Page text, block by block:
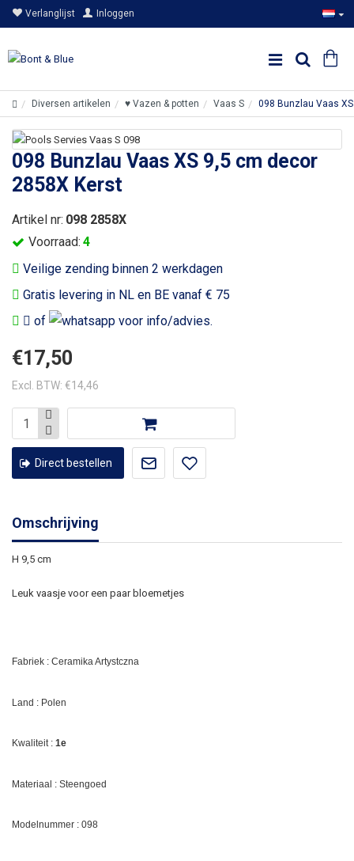
Verlanglijst Inloggen
Diversen artikelen ♥ Vazen & potten Vaas S 098 Bunzlau Vaas
098 Bunzlau Vaas XS 9,5 cm decor
2858X Kerst
Veilige zending binnen 2 werkdagen
Gratis levering in NL en BE vanaf € 75
of
voor info/advies.
Voorraad: 4
Artikel nr: 098 2858X
€17,50
Excl. BTW: €14,46
Direct bestellen
Omschrijving
H 9,5 cm
Leuk vaasje voor een paar bloemetjes
Fabriek : Ceramika Artystczna
Land : Polen
Kwaliteit : 1e
Materiaal : Steengoed
Modelnummer : 098